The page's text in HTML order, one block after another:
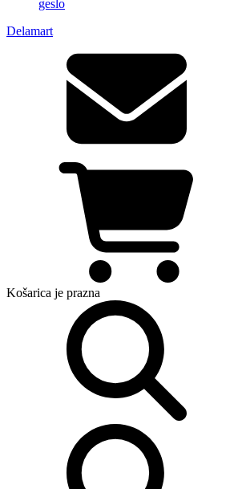
geslo
Delamart
Košarica je prazna